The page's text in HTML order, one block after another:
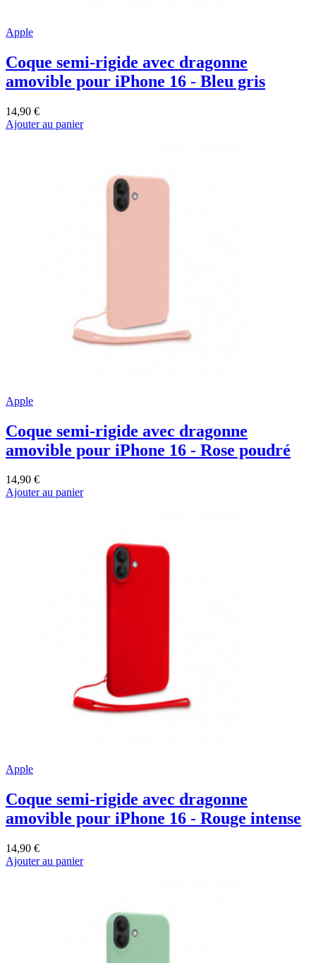
Apple
Coque semi-rigide avec dragonne
amovible pour iPhone 16 - Bleu gris
14,90 €
Ajouter au panier
Apple
Coque semi-rigide avec dragonne
amovible pour iPhone 16 - Rose poudré
14,90 €
Ajouter au panier
Apple
Coque semi-rigide avec dragonne
amovible pour iPhone 16 - Rouge intense
14,90 €
Ajouter au panier